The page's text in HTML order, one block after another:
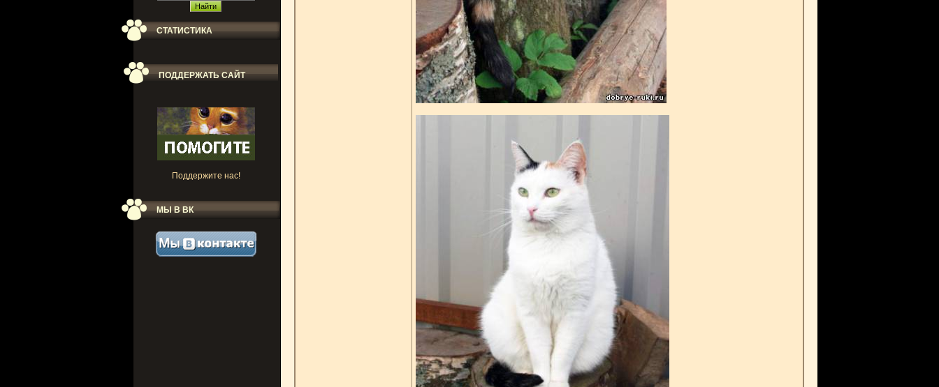
СТАТИСТИКА
ПОДДЕРЖАТЬ САЙТ
Поддержите нас!
МЫ В ВК